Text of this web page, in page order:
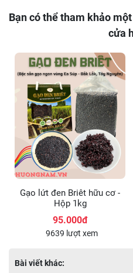
Bạn có thể tham khảo
cửa
Gạo lứt đen Briêt hữu cơ -
Hộp 1kg
95.000đ
9639 lượt xem
Bài viết khác: